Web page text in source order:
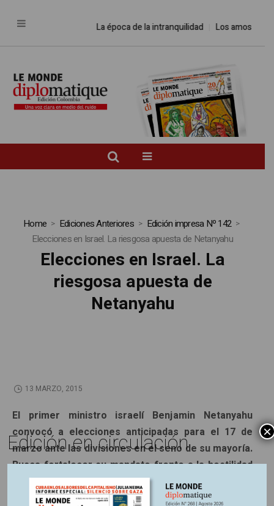
La época de la intranquilidad Los amos del
Home Ediciones Anteriores
Edición impresa Nº 142
Elecciones en Israel. La riesgosa apuesta de Netanyahu
Elecciones en Israel. La
riesgosa apuesta de
Netanyahu
13 MARZO, 2015
El primer ministro israelí Benjamin Netanyahu
convocó a elecciones anticipadas para el 17 de
marzo ante las divisiones en el seno de su mayoría.
Busca fortalecer su mandato frente a la hostilidad
cada vez mayor de Occidente. Pero corre el riesgo
de convertirse en rehén de la ultraderecha o
Edición en circulación ×